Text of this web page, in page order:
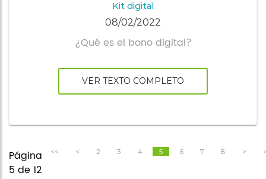
Kit digital
08/02/2022
¿Qué es el bono digital?
VER TEXTO COMPLETO
Página
5 de 12
<< < 2 3 4 5 6 7 8 >